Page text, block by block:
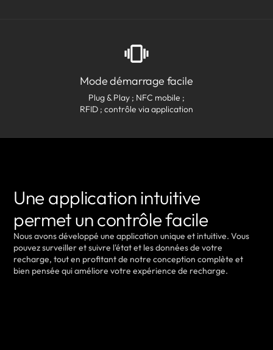
Mode démarrage facile
Plug & Play ; NFC mobile ;
RFID ; contrôle via application
Une application intuitive
permet un contrôle facile
Nous avons développé une application unique et intuitive. Vous
pouvez surveiller et suivre l'état et les données de votre
recharge, tout en profitant de notre conception complète et
bien pensée qui améliore votre expérience de recharge.